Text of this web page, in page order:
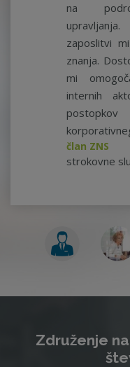
na
zaposlitvi
znanja.
mi
internih
član ZNS
strokovne
Združenje